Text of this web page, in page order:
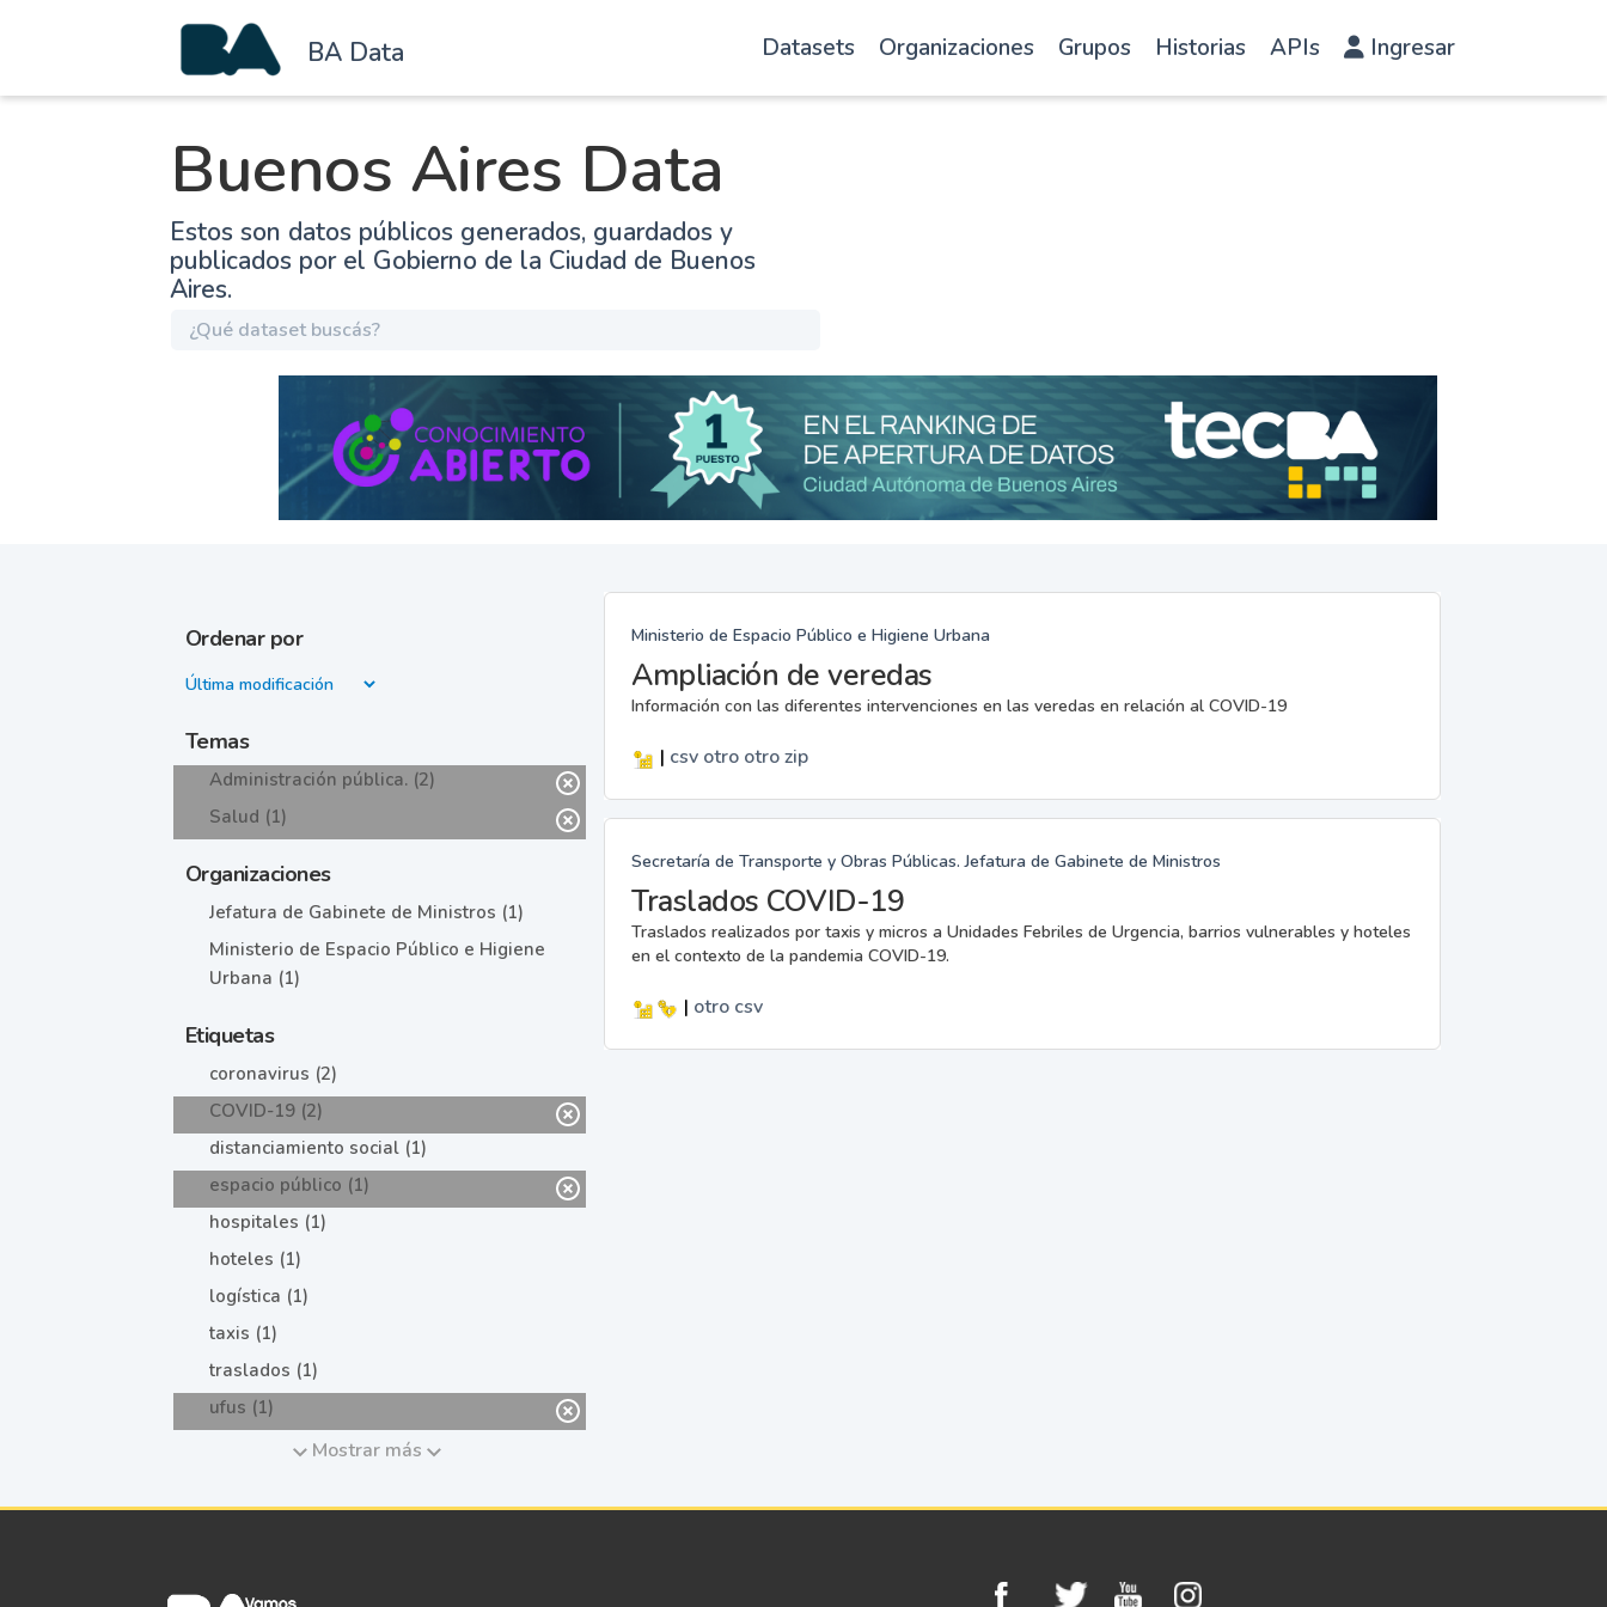
BA Data Datasets Organizaciones Grupos Historias APIs Ingresar
Buenos Aires Data
Estos son datos públicos generados, guardados y
publicados por el Gobierno de la Ciudad de Buenos
Aires.
Ordenar por
Temas
Administración pública. (2)
Salud (1)
Organizaciones
Jefatura de Gabinete de Ministros (1)
Ministerio de Espacio Público e Higiene
Urbana (1)
Etiquetas
coronavirus (2)
COVID-19 (2)
distanciamiento social (1)
espacio público (1)
hospitales (1)
hoteles (1)
logística (1)
taxis (1)
traslados (1)
ufus (1)
Mostrar más
Ministerio de Espacio Público e Higiene Urbana
Ampliación de veredas
Información con las diferentes intervenciones en las veredas en relación al COVID-19
| csv otro otrozip
Secretaría de Transporte y Obras Públicas. Jefatura de Gabinete de Ministros
Traslados COVID-19
Traslados realizados por taxis y micros a Unidades Febriles de Urgencia, barrios vulnerables y hoteles
en el contexto de la pandemia COVID-19.
| otro csv